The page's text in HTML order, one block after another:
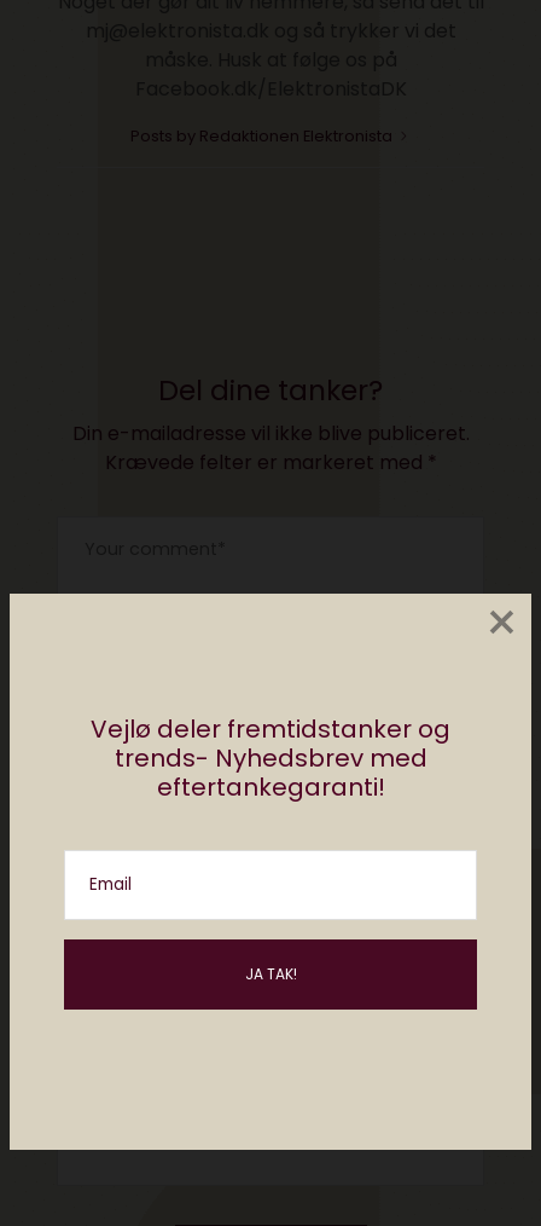
Vejlø deler fremtidstanker og
trends- Nyhedsbrev med
eftertankegaranti!
Email
×
Posts by Redaktionen Elektronista
Del dine tanker?
Din e-mailadresse vil ikke blive publiceret.
Krævede felter er markeret med *